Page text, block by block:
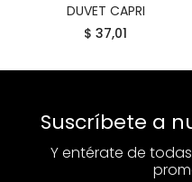
COMPRAR
DUVET CAPRI
$ 37,01
Suscríbete a
Y entérate de